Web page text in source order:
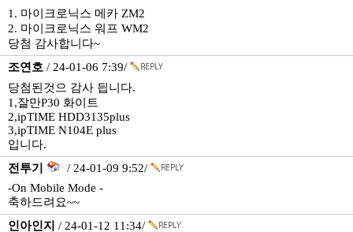
1. 마이크로닉스 메카 ZM2
2. 마이크로닉스 워프 WM2
당첨 감사합니다~
조연호 / 24-01-06 7:39/
당첨된것으 감사 딉니다.
1,잘만P30 화이트
2,ipTIME HDD3135plus
3,ipTIME N104E plus
입니다.
전투기
/ 24-01-09 9:52/
-On Mobile Mode -
축하드려요~~
인아인지 / 24-01-12 11:34/